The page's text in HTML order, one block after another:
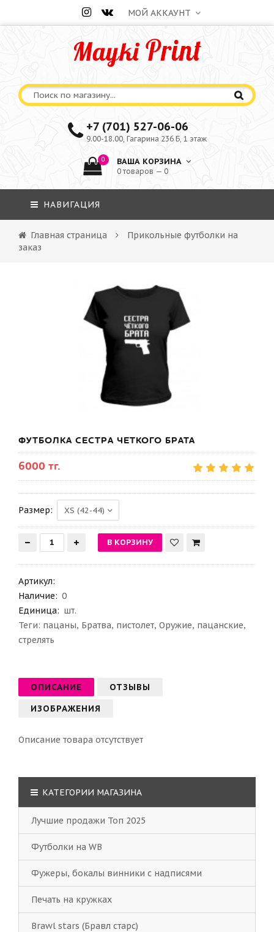
МОЙ АККАУНТ
+7 (701) 527-06-06
9.00-18.00, Гагарина 236 Б, 1 этаж
0 ВАША КОРЗИНА
0 товаров — 0
НАВИГАЦИЯ
Главная страница
Прикольные футболки на
заказ
ФУТБОЛКА СЕСТРА ЧЕТКОГО БРАТА
6000 тг.
Размер:
Артикул:
Наличие: 0
Единица: шт.
Теги: пацаны, Братва, пистолет, Оружие, пацанские,
стрелять
ОПИСАНИЕ
ОТЗЫВЫ
ИЗОБРАЖЕНИЯ
Описание товара отсутствует
КАТЕГОРИИ МАГАЗИНА
Лучшие продажи Топ 2025
Футболки на WB
Фужеры, бокалы винники с надписями
Печать на кружках
Brawl stars (Бравл старс)